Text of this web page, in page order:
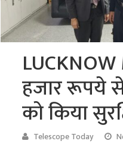
हजार रूपये से
को किया
Telescope Today